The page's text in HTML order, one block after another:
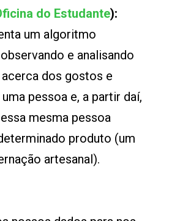
do Estudante):
um algoritmo
e analisando
dos gostos e
pessoa e, a partir daí,
mesma pessoa
produto (um
artesanal).